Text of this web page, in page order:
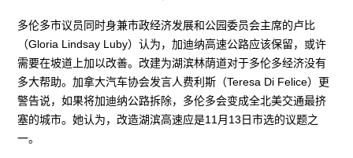
多伦多市议员同时身兼市政经济发展和公园委员会主席的卢比
（Gloria Lindsay Luby）认为，加迪纳高速公路应该保留，或许
需要在坡道上加以改善。改建为湖滨林荫道对于多伦多经济没有
多大帮助。加拿大汽车协会发言人费利斯（Teresa Di Felice）更
警告说，如果将加迪纳公路拆除，多伦多会变成全北美交通最挤
塞的城市。她认为，改造湖滨高速应是11月13日市选的议题之
一。